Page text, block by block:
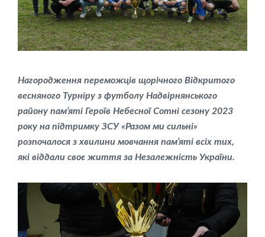
Нагородження переможців щорічного Відкритого
весняного Турніру з футболу Надвірнянського
району пам’яті Героїв Небесної Сотні сезону 2023
року на підтримку ЗСУ «Разом ми сильні»
розпочалося з хвилини мовчання пам’яті всіх тих,
які віддали своє життя за Незалежність України.